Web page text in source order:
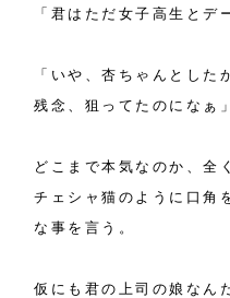
「君はただ女子高生とデ
「いや、杏ちゃんとした
残念、狙ってたのになぁ」
どこまで本気なのか、全
チェシャ猫のように口角
な事を言う。
仮にも君の上司の娘なん